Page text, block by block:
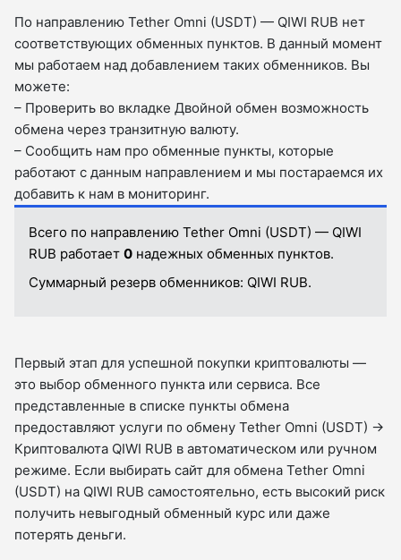
По направлению Tether Omni (USDT) — QIWI RUB нет
соответствующих обменных пунктов. В данный момент
мы работаем над добавлением таких обменников. Вы
можете:
– Проверить во вкладкe Двойной обмен возможность
обмена через транзитную валюту.
– Сообщить нам про обменные пункты, которые
работают с данным направлением и мы постараемся их
добавить к нам в мониторинг.
Всего по направлению Tether Omni (USDT) — QIWI
RUB работает 0 надежных обменных пунктов.
Суммарный резерв обменников: QIWI RUB.
Первый этап для успешной покупки криптовалюты —
это выбор обменного пункта или сервиса. Все
представленные в списке пункты обмена
предоставляют услуги по обмену Tether Omni (USDT) →
Криптовалюта QIWI RUB в автоматическом или ручном
режиме. Если выбирать сайт для обмена Tether Omni
(USDT) на QIWI RUB самостоятельно, есть высокий риск
получить невыгодный обменный курс или даже
потерять деньги.